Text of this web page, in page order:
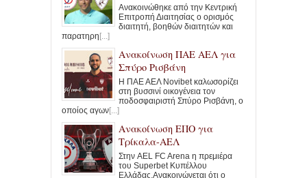
Ανακοινώθηκε από την Κεντρική
Επιτροπή Διαιτησίας ο ορισμός
διαιτητή, βοηθών διαιτητών και
παρατηρη [...]
Ανακοίνωση ΠΑΕ ΑΕΛ για
Σπύρο Ρισβάνη
Η ΠΑΕ ΑΕΛ Novibet καλωσορίζει
στη βυσσινί οικογένεια τον
ποδοσφαιριστή Σπύρο Ρισβάνη, ο
οποίος αγων[...]
Ανακοίνωση ΕΠΟ για
Τρίκαλα-ΑΕΛ
Στην AEL FC Arena η πρεμιέρα
του Superbet Κυπέλλου
Ελλάδας.Ανακοινώνεται ότι ο